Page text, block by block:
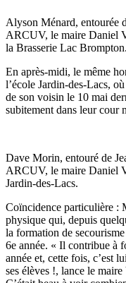
Alyson Ménard, entourée
ARCUV, le maire Daniel
la Brasserie Lac Brompton.
En après-midi, le même
l’école Jardin-des-Lacs,
de son voisin le 10 mai
subitement dans leur cour
Dave Morin, entouré de
ARCUV, le maire Daniel
Jardin-des-Lacs.
Coïncidence particulière :
physique qui, depuis
la formation de
6e année. « Il contribue à
année et, cette fois, c’est
ses élèves !, lance le